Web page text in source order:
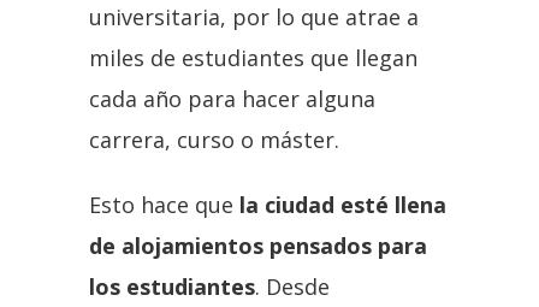
universitaria, por lo que atrae a
miles de estudiantes que llegan
cada año para hacer alguna
carrera, curso o máster.
Esto hace que la ciudad esté llena
de alojamientos pensados para
los estudiantes. Desde